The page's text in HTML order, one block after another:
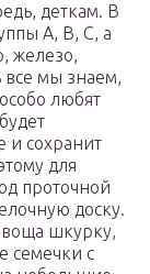
деткам. В
А, В, С, а
железо,
все мы знаем,
любят
и сохранит
для
проточной
доску.
шкурку,
семечки с